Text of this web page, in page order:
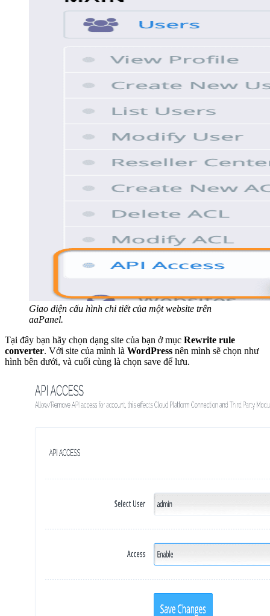
Giao diện cấu hình chi tiết của một website trên
aaPanel.
Tại đây bạn hãy chọn dạng site của bạn ở mục Rewrite rule
converter. Với site của mình là WordPress nên mình sẽ chọn như
hình bên dưới, và cuối cùng là chọn save để lưu.